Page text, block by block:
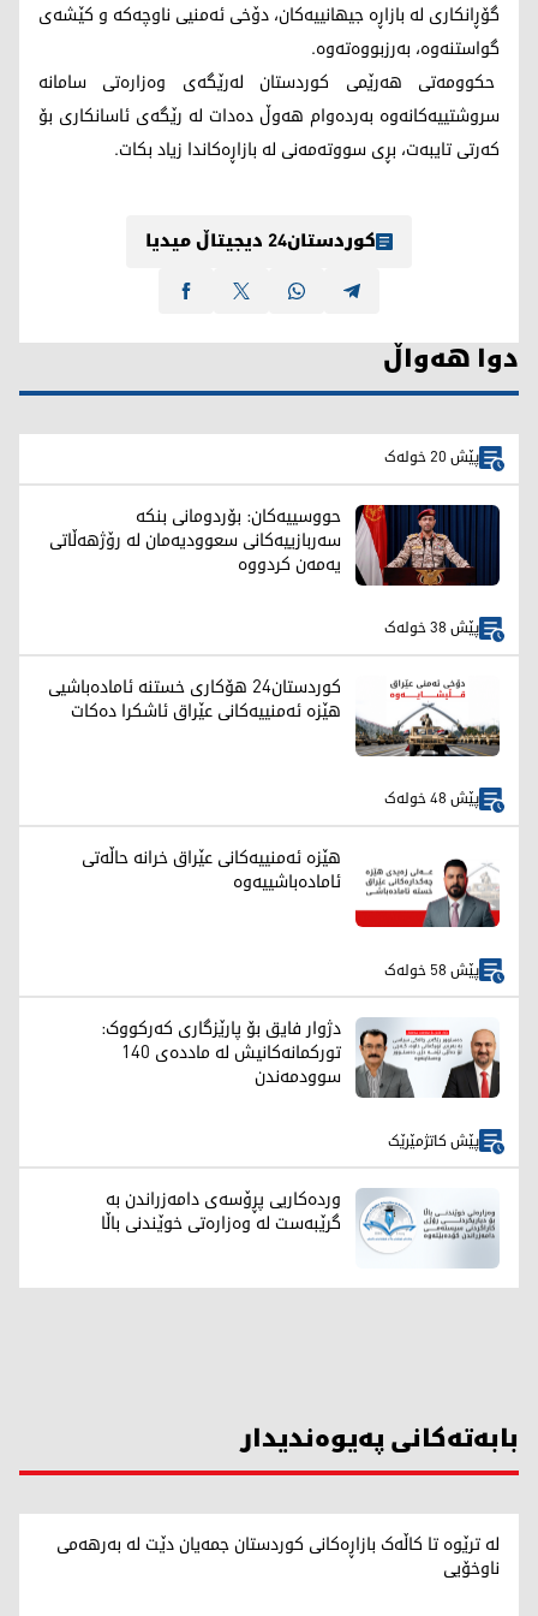
گۆڕانکاری لە بازاڕە جیهانییەکان، دۆخی ئەمنیی ناوچەکە و کێشەی
گواستنەوە، بەرزبووەتەوە.
حکوومەتی هەرێمی کوردستان لەرێگەی وەزارەتی سامانە
سروشتییەکانەوە بەردەوام هەوڵ دەدات لە رێگەی ئاسانکاری بۆ
کەرتی تایبەت، بڕی سووتەمەنی لە بازاڕەکاندا زیاد بکات.
کوردستان24 دیجیتاڵ میدیا
دوا هەواڵ
پێش 20 خولەک
حووسییەکان: بۆردومانی بنکە
سەربازییەکانی سعوودیەمان لە رۆژهەڵاتی
یەمەن کردووە
پێش 38 خولەک
کوردستان24 هۆکاری خستنە ئامادەباشیی
هێزە ئەمنییەکانی عێراق ئاشکرا دەکات
پێش 48 خولەک
هێزە ئەمنییەکانی عێراق خرانە حاڵەتی
ئامادەباشییەوە
پێش 58 خولەک
دژوار فایق بۆ پارێزگاری کەرکووک:
تورکمانەکانیش لە ماددەی 140
سوودمەندن
پێش کاتژمێرێک
وردەکاریی پڕۆسەی دامەزراندن بە
گرێبەست لە وەزارەتی خوێندنی باڵا
بابەتەکانی پەیوەندیدار
لە ترێوە تا کاڵەک بازاڕەکانی کوردستان جمەیان دێت لە بەرهەمی
ناوخۆیی